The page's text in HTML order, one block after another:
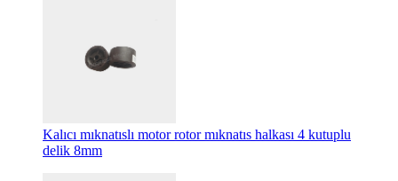
Kalıcı mıknatıslı motor rotor mıknatıs halkası 4 kutuplu
delik 8mm